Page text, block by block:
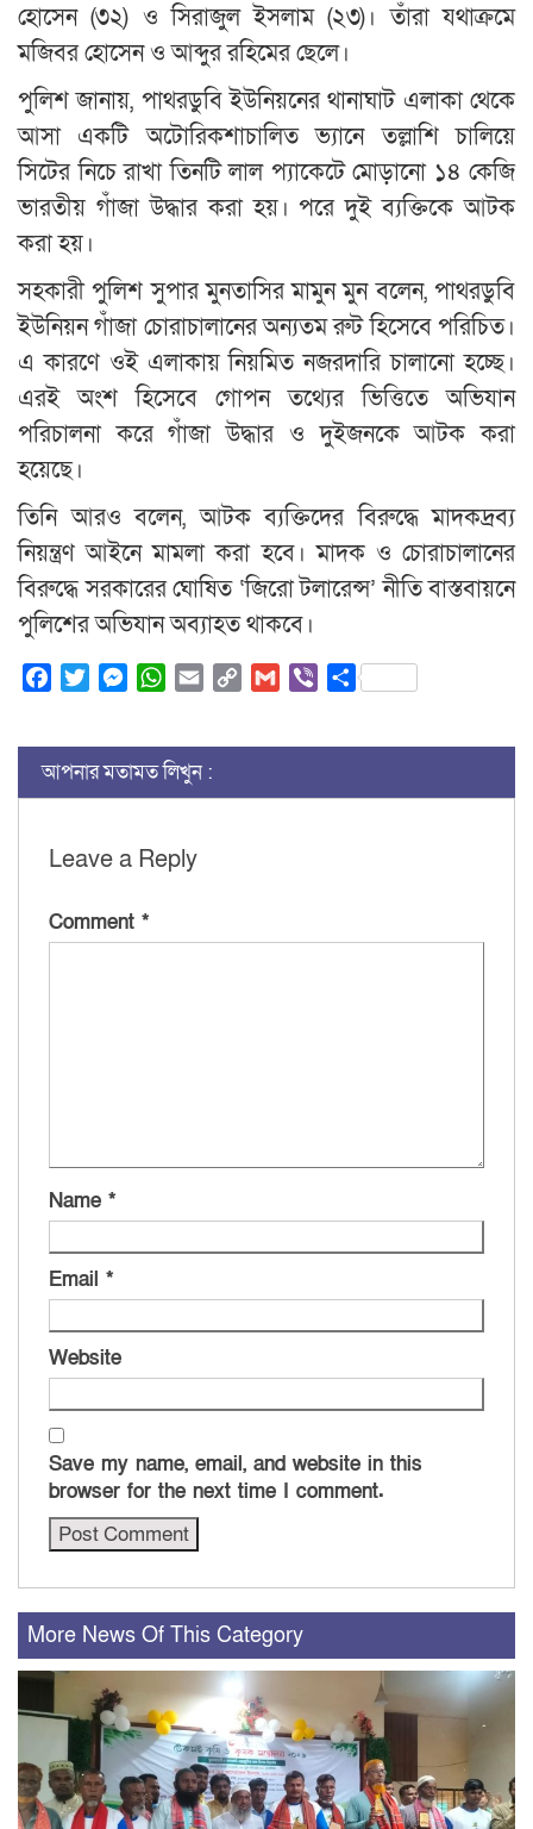
হোসেন (৩২) ও সিরাজুল ইসলাম (২৩)। তাঁরা যথাক্রমে
মজিবর হোসেন ও আব্দুর রহিমের ছেলে।
পুলিশ জানায়, পাথরডুবি ইউনিয়নের থানাঘাট এলাকা থেকে
আসা একটি অটোরিকশাচালিত ভ্যানে তল্লাশি চালিয়ে
সিটের নিচে রাখা তিনটি লাল প্যাকেটে মোড়ানো ১৪ কেজি
ভারতীয় গাঁজা উদ্ধার করা হয়। পরে দুই ব্যক্তিকে আটক
করা হয়।
সহকারী পুলিশ সুপার মুনতাসির মামুন মুন বলেন, পাথরডুবি
ইউনিয়ন গাঁজা চোরাচালানের অন্যতম রুট হিসেবে পরিচিত।
এ কারণে ওই এলাকায় নিয়মিত নজরদারি চালানো হচ্ছে।
এরই অংশ হিসেবে গোপন তথ্যের ভিত্তিতে অভিযান
পরিচালনা করে গাঁজা উদ্ধার ও দুইজনকে আটক করা
হয়েছে।
তিনি আরও বলেন, আটক ব্যক্তিদের বিরুদ্ধে মাদকদ্রব্য
নিয়ন্ত্রণ আইনে মামলা করা হবে। মাদক ও চোরাচালানের
বিরুদ্ধে সরকারের ঘোষিত ‘জিরো টলারেন্স’ নীতি বাস্তবায়নে
পুলিশের অভিযান অব্যাহত থাকবে।
FacebookTwitterMessenger
WhatsApp
Email Copy
Gmail ViberShare
আপনার মতামত লিখুন :
Leave a Reply
Comment *
Name *
Email *
Website
Save my name, email, and website in this
browser for the next time I comment.
More News Of This Category